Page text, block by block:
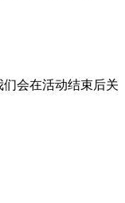
会在活动结束后关